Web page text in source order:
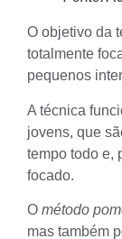
O objetivo da
totalmente
pequenos
A técnica
jovens, que
tempo todo e,
focado.
O método
mas também